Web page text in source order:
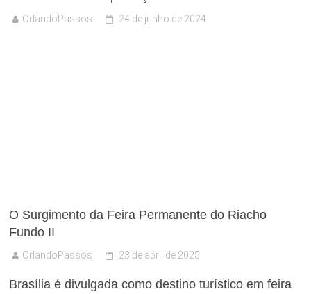
OrlandoPassos 24 de junho de 2024
O Surgimento da Feira Permanente do Riacho
Fundo II
OrlandoPassos 23 de abril de 2025
Brasília é divulgada como destino turístico em feira